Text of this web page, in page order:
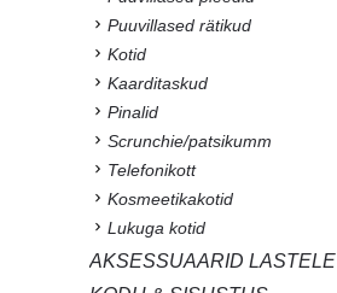
Puuvillased rätikud
Kotid
Kaarditaskud
Pinalid
Scrunchie/patsikumm
Telefonikott
Kosmeetikakotid
Lukuga kotid
AKSESSUAARID LASTELE